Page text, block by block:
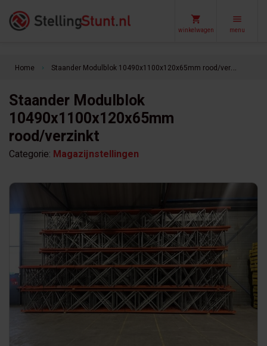
winkelwagen menu
Home keyboard_arrow_right Staander Modulblok 10490x1100x120x65mm rood/verzinkt
Staander Modulblok
10490x1100x120x65mm
rood/verzinkt
Categorie: Magazijnstellingen